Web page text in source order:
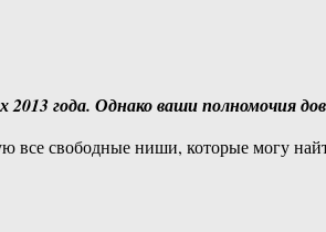
года. Однако ваши полномочия
свободные ниши, которые могу